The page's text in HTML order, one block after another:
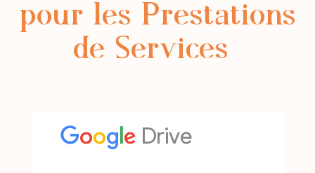
pour les Prestations
de Services